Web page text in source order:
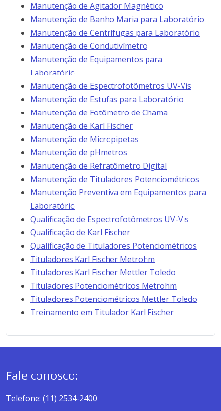
Manutenção de Agitador Magnético
Manutenção de Banho Maria para Laboratório
Manutenção de Centrífugas para Laboratório
Manutenção de Condutivímetro
Manutenção de Equipamentos para
Laboratório
Manutenção de Espectrofotômetros UV-Vis
Manutenção de Estufas para Laboratório
Manutenção de Fotômetro de Chama
Manutenção de Karl Fischer
Manutenção de Micropipetas
Manutenção de pHmetros
Manutenção de Refratômetro Digital
Manutenção de Tituladores Potenciométricos
Manutenção Preventiva em Equipamentos para
Laboratório
Qualificação de Espectrofotômetros UV-Vis
Qualificação de Karl Fischer
Qualificação de Tituladores Potenciométricos
Tituladores Karl Fischer Metrohm
Tituladores Karl Fischer Mettler Toledo
Tituladores Potenciométricos Metrohm
Tituladores Potenciométricos Mettler Toledo
Treinamento em Titulador Karl Fischer
Fale conosco:
Telefone: (11) 2534-2400